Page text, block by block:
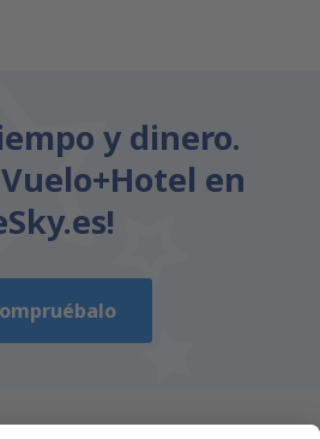
y dinero.
Vuelo+Hotel en